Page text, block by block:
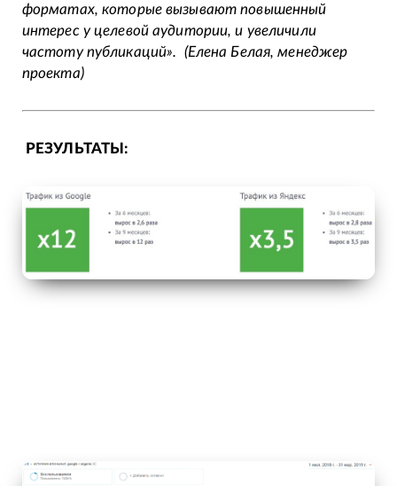
форматах, которые вызывают повышенный
интерес у целевой аудитории, и увеличили
частоту публикаций». (Елена Белая, менеджер
проекта)
РЕЗУЛЬТАТЫ: